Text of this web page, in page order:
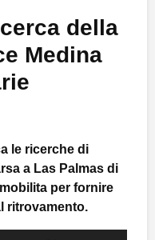
della
Medina
le ricerche di
a Las Palmas di
per fornire
ritrovamento.